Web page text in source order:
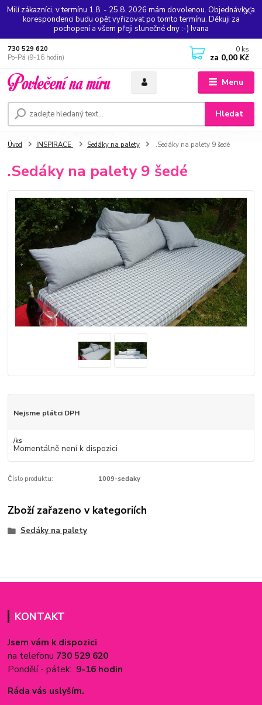
Milí zákazníci, v termínu 1.8. - 25.8. 2026 mám dovolenou. Objednávky a
korespondenci budu opět vyřizovat po tomto termínu. Děkuji za
pochopení a všem přeji slunečné dny :-) Ivana
Menu
Hledat
730 529 620
Po-Pá (9-16 hodin)
0 ks
za 0,00 Kč
Úvod INSPIRACE Sedáky na palety .Sedáky na palety 9 šedé
.Sedáky na palety 9 šedé
Nejsme plátci DPH
/ks
Momentálně není k dispozici
Číslo produktu: 1009-sedaky
Zboží zařazeno v kategoriích
Sedáky na palety
KONTAKT
Jsem vám k dispozici
na telefonu 730 529 620
Pondělí - pátek: 9-16 hodin
Ráda vás uslyším.